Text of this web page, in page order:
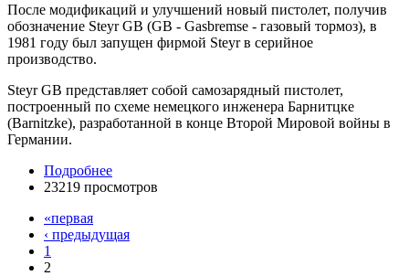
После модификаций и улучшений новый пистолет, получив
обозначение Steyr GB (GB - Gasbremse - газовый тормоз), в
1981 году был запущен фирмой Steyr в серийное
производство.
Steyr GB представляет собой самозарядный пистолет,
построенный по схеме немецкого инженера Барнитцке
(Barnitzke), разработанной в конце Второй Мировой войны в
Германии.
Подробнее
23219 просмотров
«первая
‹ предыдущая
1
2